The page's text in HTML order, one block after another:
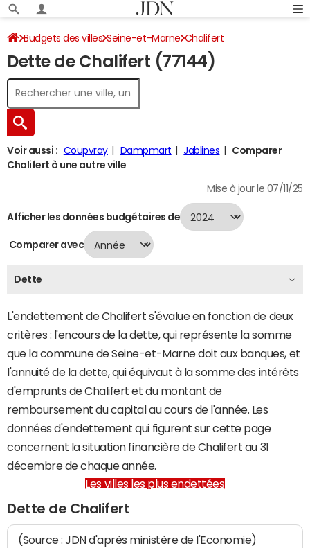
Budgets des villes Seine-et-Marne Chalifert
Dette au 31/12/2024
Dette de Chalifert (77144)
Voir aussi : Coupvray Dampmart Jablines
Comparer
Chalifert à une autre ville
Mise à jour le 07/11/25
Afficher les données budgétaires de
Comparer avec
Dette
L'endettement de Chalifert s'évalue en fonction de deux
critères : l'encours de la dette, qui représente la somme
que la commune de Seine-et-Marne doit aux banques, et
l'annuité de la dette, qui équivaut à la somme des intérêts
d'emprunts de Chalifert et du montant de
remboursement du capital au cours de l'année. Les
données d'endettement qui figurent sur cette page
concernent la situation financière de Chalifert au 31
décembre de chaque année.
Les villes les plus endettées
Dette de Chalifert
(Source : JDN d'après ministère de l'Economie)